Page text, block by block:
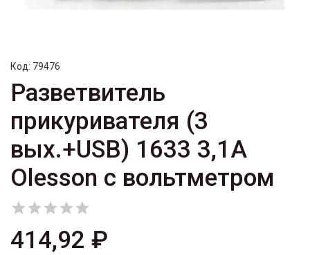
Код: 79476
Разветвитель
прикуривателя (3
вых.+USB) 1633 3,1A
Olesson с вольтметром

414,92 ₽